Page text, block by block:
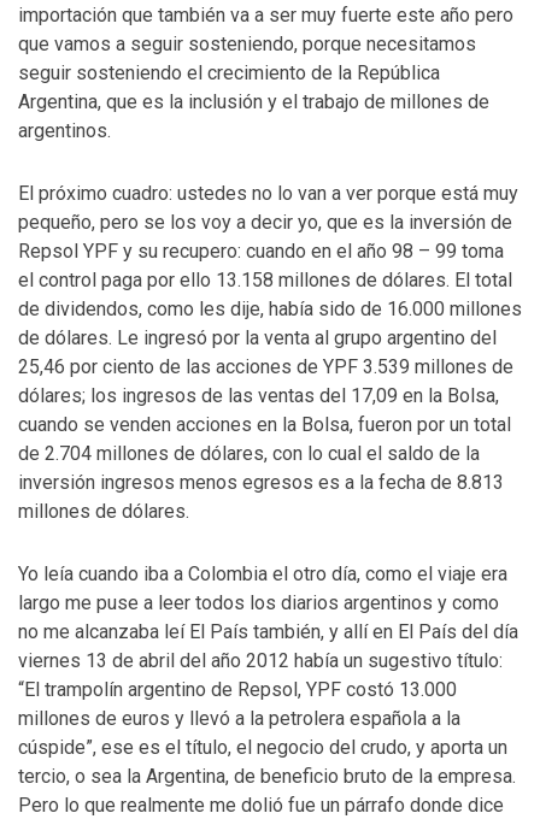
importación que también va a ser muy fuerte este año pero
que vamos a seguir sosteniendo, porque necesitamos
seguir sosteniendo el crecimiento de la República
Argentina, que es la inclusión y el trabajo de millones de
argentinos.
El próximo cuadro: ustedes no lo van a ver porque está muy
pequeño, pero se los voy a decir yo, que es la inversión de
Repsol YPF y su recupero: cuando en el año 98 – 99 toma
el control paga por ello 13.158 millones de dólares. El total
de dividendos, como les dije, había sido de 16.000 millones
de dólares. Le ingresó por la venta al grupo argentino del
25,46 por ciento de las acciones de YPF 3.539 millones de
dólares; los ingresos de las ventas del 17,09 en la Bolsa,
cuando se venden acciones en la Bolsa, fueron por un total
de 2.704 millones de dólares, con lo cual el saldo de la
inversión ingresos menos egresos es a la fecha de 8.813
millones de dólares.
Yo leía cuando iba a Colombia el otro día, como el viaje era
largo me puse a leer todos los diarios argentinos y como
no me alcanzaba leí El País también, y allí en El País del día
viernes 13 de abril del año 2012 había un sugestivo título:
“El trampolín argentino de Repsol, YPF costó 13.000
millones de euros y llevó a la petrolera española a la
cúspide”, ese es el título, el negocio del crudo, y aporta un
tercio, o sea la Argentina, de beneficio bruto de la empresa.
Pero lo que realmente me dolió fue un párrafo donde dice